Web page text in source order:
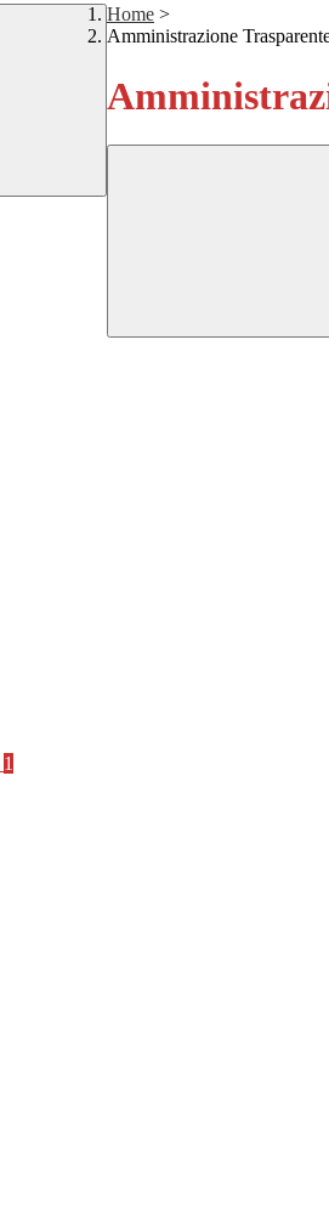
Home >
Amministrazione
1